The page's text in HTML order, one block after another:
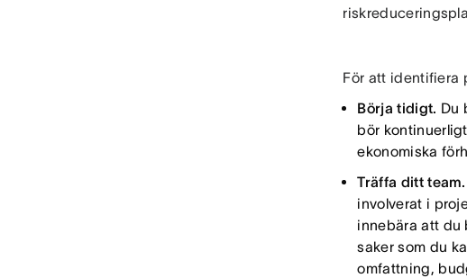
För att identifiera
Börja tidigt. Du
bör
ekonomiska
Träffa ditt team.
involverat i
innebära att du
saker som du
omfattning,